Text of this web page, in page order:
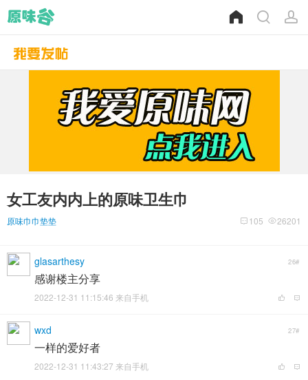
女工友内内上的原味卫生巾
原味巾巾垫垫 26201
105
glasarthesy 26#
感谢楼主分享
2022-12-31 11:15:46 来自手机
wxd 27#
一样的爱好者
2022-12-31 11:43:27 来自手机